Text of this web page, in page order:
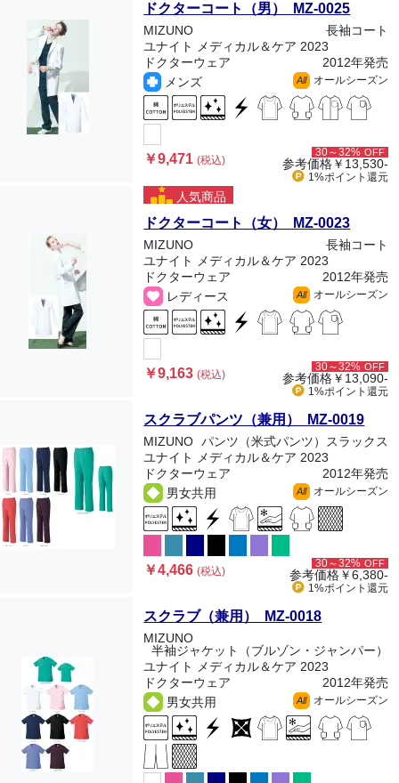
ドクターコート（男） MZ-0025
MIZUNO
長袖コート
ユナイト メディカル＆ケア 2023
ドクターウェア
2012年発売
メンズ
All オールシーズン
￥9,471(税込)
30～32% OFF
参考価格￥13,530-
1%ポイント 還元
人気商品
ドクターコート（女） MZ-0023
MIZUNO
長袖コート
ユナイト メディカル＆ケア 2023
ドクターウェア
2012年発売
レディース
All オールシーズン
￥9,163(税込)
30～32% OFF
参考価格￥13,090-
1%ポイント 還元
スクラブパンツ（兼用） MZ-0019
MIZUNO パンツ（米式パンツ）スラックス
ユナイト メディカル＆ケア 2023
ドクターウェア
2012年発売
男女共用
All オールシーズン
￥4,466(税込)
30～32% OFF
参考価格￥6,380-
1%ポイント 還元
スクラブ（兼用） MZ-0018
MIZUNO
半袖ジャケット（ブルゾン・ジャンパー）
ユナイト メディカル＆ケア 2023
ドクターウェア
2012年発売
男女共用
All オールシーズン